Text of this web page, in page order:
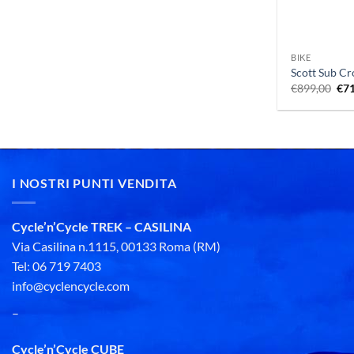
BIKE
Scott Sub
€899,00 Il
€
I NOSTRI PUNTI VENDITA
Cycle’n’Cycle TREK – CASILINA
Via Casilina n.1115, 00133 Roma (RM)
Tel: 06 719 7403
info@cyclencycle.com
–
Cycle’n’Cycle CUBE